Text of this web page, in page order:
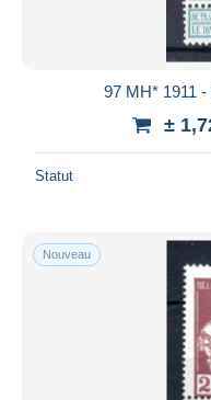
97 MH* 1911
±
Statut
Nouveau